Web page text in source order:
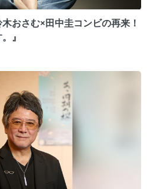
おさむ×田中圭コンビの再来！
』